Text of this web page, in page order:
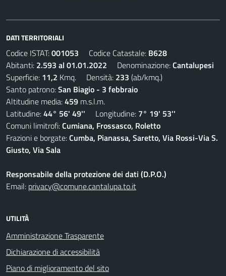
DATI TERRITORIALI
Codice ISTAT:001053 Codice Catastale: B628
Abitanti: 2.593 al 01.01.2022 Denominazione:Cantalupesi
Superficie: 11,2 Kmq. Densità: 233 (ab/kmq.)
Santo patrono:San Biagio - 3 febbraio
Altitudine media:459 m.s.l.m.
Latitudine:44° 56' 49'' Longitudine: 7° 19' 53''
Comuni limitrofi:Cumiana, Frossasco, Roletto
Frazioni e borgate:Cumba, Pianassa, Saretto, Via Rossi-Via S.
Giusto, Via Sala
Responsabile della protezione dei dati (D.P.O.)
Email: privacy@comune.cantalupa.to.it
UTILITÀ
Amministrazione Trasparente
Dichiarazione di accessibilità
Piano di miglioramento del sito